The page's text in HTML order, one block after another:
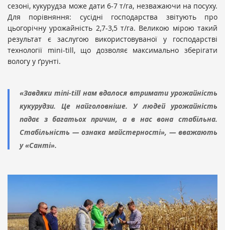
сезоні, кукурудза може дати 6-7 т/га, незважаючи на посуху.
Для порівняння: сусідні господарства звітують про
цьогорічну урожайність 2,7-3,5 т/га. Великою мірою такий
результат є заслугою використовуваної у господарстві
технології mini-till, що дозволяє максимально зберігати
вологу у ґрунті.
«Завдяки mini-till нам вдалося втримати урожайність
кукурудзи. Це найголовніше. У людей урожайність
падає з багатьох причин, а в нас вона стабільна.
Стабільність — ознака майстерності», — вважають
у «Санті».